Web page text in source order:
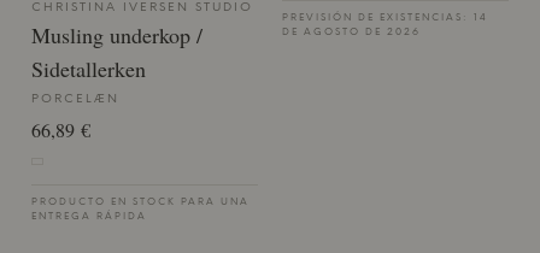
CHRISTINA IVERSEN STUDIO
Musling underkop /
Sidetallerken
PORCELÆN
66,89 €
PRODUCTO EN STOCK PARA UNA
ENTREGA RÁPIDA
PREVISIÓN DE EXISTENCIAS: 14
DE AGOSTO DE 2026